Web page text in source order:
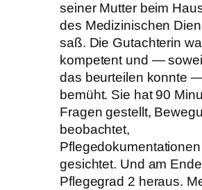
seiner Mutter beim
des Medizinischen
saß. Die Gutachterin
kompetent und —
das beurteilen konnte
bemüht. Sie hat 90
Fragen gestellt,
beobachtet,
Pflegedokumentationen
gesichtet. Und am
Pflegegrad 2 heraus.